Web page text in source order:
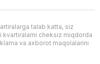
talab katta, siz
cheksiz miqdorda
va axborot maqolalarini